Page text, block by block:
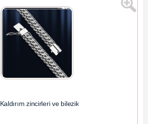
Kaldırım zincirleri ve bilezik